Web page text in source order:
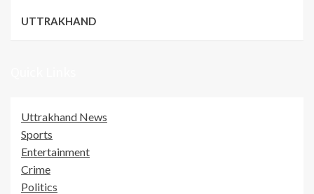
UTTRAKHAND
Uttrakhand News
Sports
Entertainment
Crime
Politics